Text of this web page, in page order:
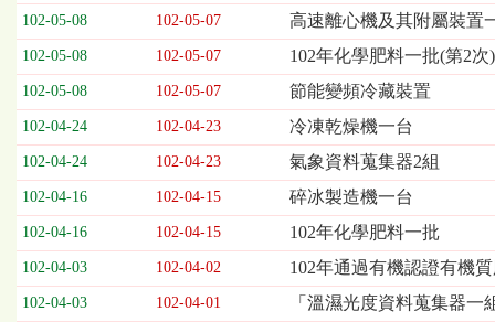
序
開
標
期、
截
標
日
期、
公
告
事
項
102-05-08 102-05-07 高速離心機及其附屬裝置
102-05-08 102-05-07 102年化學肥料一批(第2次)
102-05-08 102-05-07 節能變頻冷藏裝置
102-04-24 102-04-23 冷凍乾燥機一台
102-04-24 102-04-23 氣象資料蒐集器2組
102-04-16 102-04-15 碎冰製造機一台
102-04-16 102-04-15 102年化學肥料一批
102-04-03 102-04-02 102年通過有機認證有機
102-04-03 102-04-01 「溫濕光度資料蒐集器